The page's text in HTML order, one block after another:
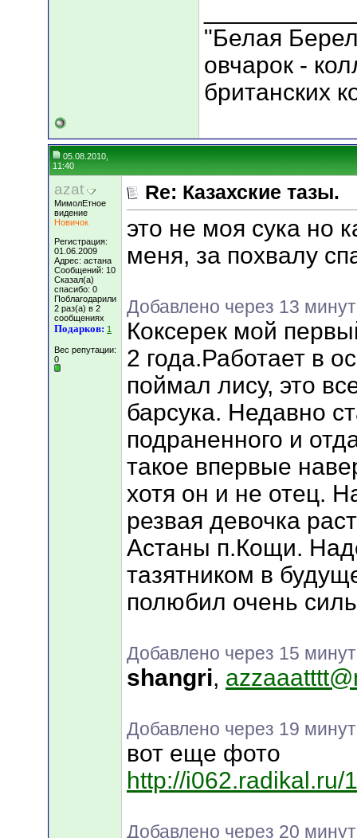
"Белая
овчарок -
британских
05.08.2010,
11:40
azat
МимолЕтное
видение
Новичок
Регистрация:
01.06.2009
Адрес: астана
Сообщений: 10
Сказал(а)
спасибо: 0
Поблагодарили
2 раз(а) в 2
сообщениях
Подарков: 1
Вес репутации:
0
Re: Казахские тазы.
это не моя сука но
меня, за похвалу
Добавлено через 13 минут
Коксерек мой
2 года.Работает в
поймал лису, это
барсука. Недавно
подраненного и
такое впервые
хотя он и не отец.
резвая девочка
Астаны п.Кощи.
тазятником в
полюбил очень
Добавлено через 15 минут
shangri,
Добавлено через 19 минут
вот еще фото
http://
Добавлено через 20 минут